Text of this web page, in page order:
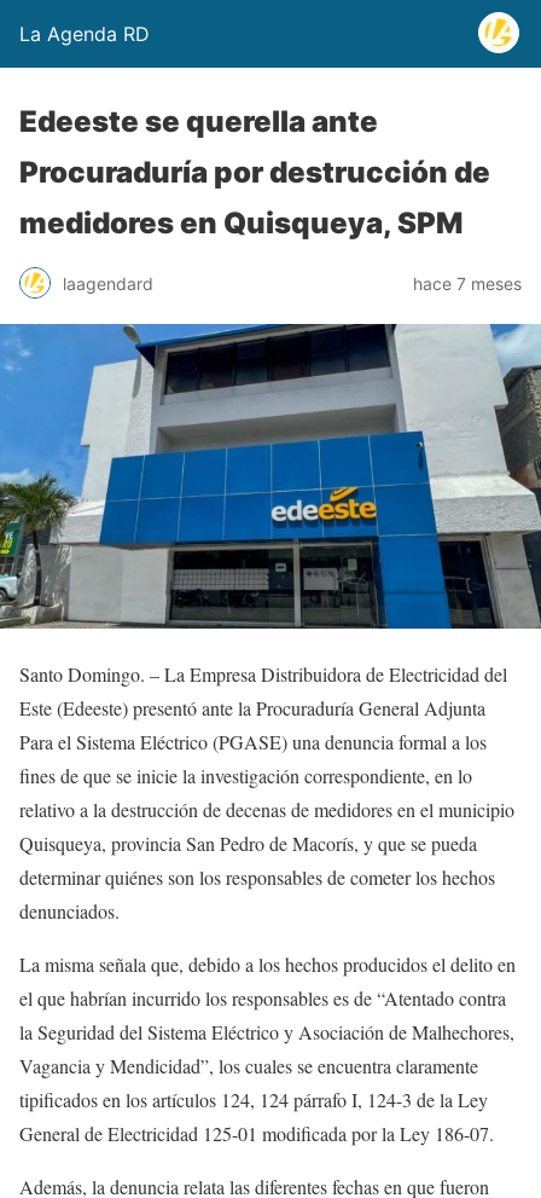
La Agenda RD
Edeeste se querella ante
Procuraduría por destrucción de
medidores en Quisqueya, SPM
laagendard hace 7 meses
Santo Domingo. – La Empresa Distribuidora de Electricidad del
Este (Edeeste) presentó ante la Procuraduría General Adjunta
Para el Sistema Eléctrico (PGASE) una denuncia formal a los
fines de que se inicie la investigación correspondiente, en lo
relativo a la destrucción de decenas de medidores en el municipio
Quisqueya, provincia San Pedro de Macorís, y que se pueda
determinar quiénes son los responsables de cometer los hechos
denunciados.
La misma señala que, debido a los hechos producidos el delito en
el que habrían incurrido los responsables es de “Atentado contra
la Seguridad del Sistema Eléctrico y Asociación de Malhechores,
Vagancia y Mendicidad”, los cuales se encuentra claramente
tipificados en los artículos 124, 124 párrafo I, 124-3 de la Ley
General de Electricidad 125-01 modificada por la Ley 186-07.
Además, la denuncia relata las diferentes fechas en que fueron